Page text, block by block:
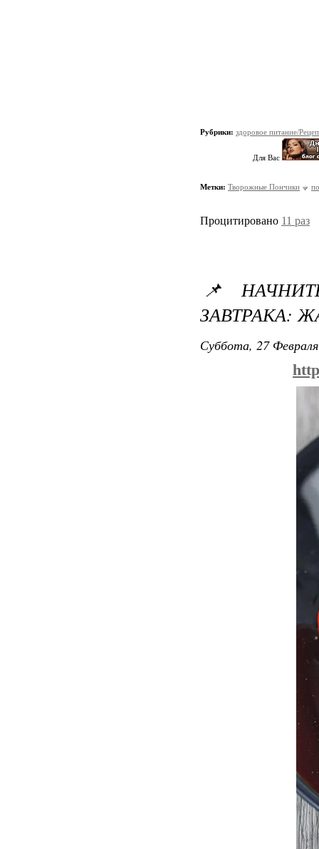
Рубрики: здоровое питание/
Для Вас
Метки: Творожные Пончики
Процитировано 11 раз
📌
ЗАВТРАКА:
Суббота, 27